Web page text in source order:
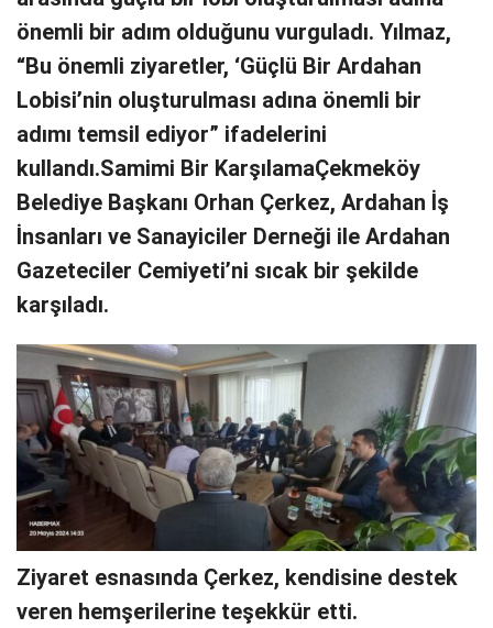
önemli bir adım olduğunu vurguladı. Yılmaz,
“Bu önemli ziyaretler, ‘Güçlü Bir Ardahan
Lobisi’nin oluşturulması adına önemli bir
adımı temsil ediyor” ifadelerini
kullandı.Samimi Bir KarşılamaÇekmeköy
Belediye Başkanı Orhan Çerkez, Ardahan İş
İnsanları ve Sanayiciler Derneği ile Ardahan
Gazeteciler Cemiyeti’ni sıcak bir şekilde
karşıladı.
Ziyaret esnasında Çerkez, kendisine destek
veren hemşerilerine teşekkür etti.